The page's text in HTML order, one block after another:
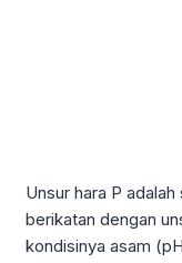
Unsur hara P
berikatan dengan
kondisinya asam